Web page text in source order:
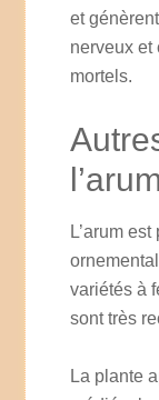
et
nerveux et
mortels.
l’arum
L’arum
variétés à
sont très
La plante